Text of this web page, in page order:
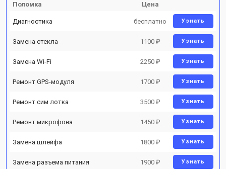
Поломка Цена
Диагностика бесплатно Узнать
Замена стекла 1100 ₽ Узнать
Замена Wi-Fi 2250 ₽ Узнать
Ремонт GPS-модуля 1700 ₽ Узнать
Ремонт сим лотка 3500 ₽ Узнать
Ремонт микрофона 1450 ₽ Узнать
Замена шлейфа 1800 ₽ Узнать
Замена разъема питания 1900 ₽ Узнать